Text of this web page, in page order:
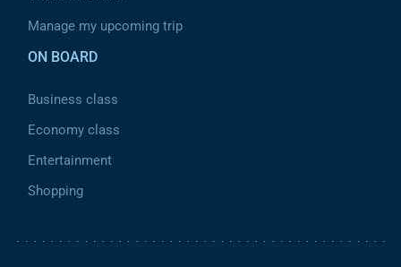
Manage my upcoming trip
ON BOARD
Business class
Economy class
Entertainment
Shopping